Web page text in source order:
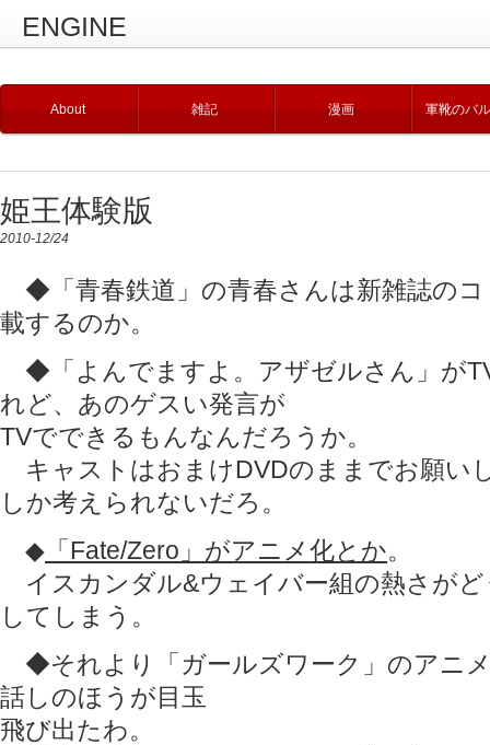
ENGINE
About 雑記 漫画 軍靴のバ
姫王体験版
2010-12/24
◆「青春鉄道」の青春さんは新雑誌の
載するのか。
◆「よんでますよ。アザゼルさん」が
れど、あのゲスい発言が
TVでできるもんなんだろうか。
キャストはおまけDVDのままでお願い
しか考えられないだろ。
◆ 「Fate/Zero」がアニメ化とか。
イスカンダル&ウェイバー組の熱さが
してしまう。
◆それより「ガールズワーク」のアニ
話しのほうが目玉
飛び出たわ。